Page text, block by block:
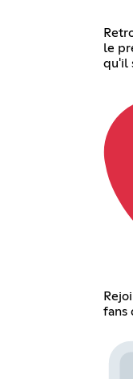
le
qu'il
fans